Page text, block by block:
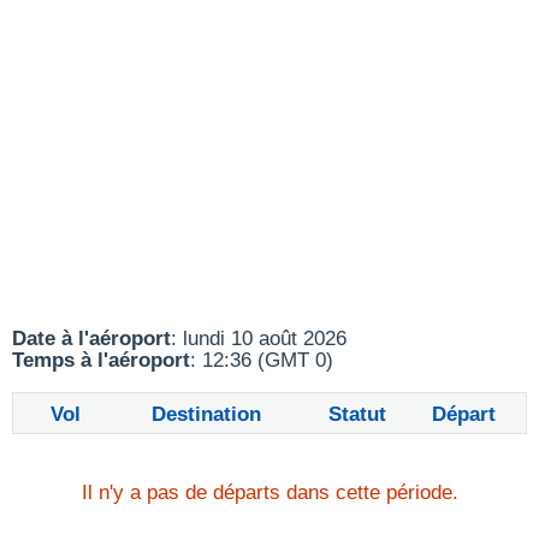
Date à l'aéroport: lundi 10 août 2026
Temps à l'aéroport: 12:36 (GMT 0)
Vol Destination Statut Départ
Il n'y a pas de départs dans cette période.